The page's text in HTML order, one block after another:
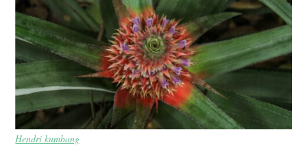
Hendri kumbang